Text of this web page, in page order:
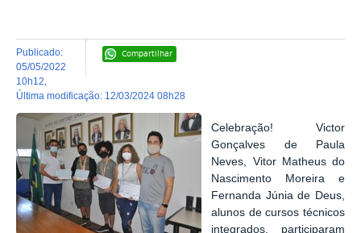
Compartilhar
publicado:
05/05/2022
10h12
última modificação: 12/03/2024 08h28
Celebração! Victor
Gonçalves de Paula
Neves, Vitor Matheus do
Nascimento Moreira e
Fernanda Júnia de Deus,
alunos de cursos técnicos
integrados,
participaram